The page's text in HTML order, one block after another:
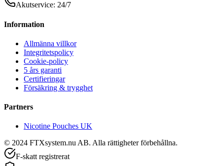
Akutservice: 24/7
Information
Allmänna villkor
Integritetspolicy
Cookie-policy
5 års garanti
Certifieringar
Försäkring & trygghet
Partners
Nicotine Pouches UK
© 2024 FTXsystem.nu AB. Alla rättigheter förbehållna.
F-skatt registrerat